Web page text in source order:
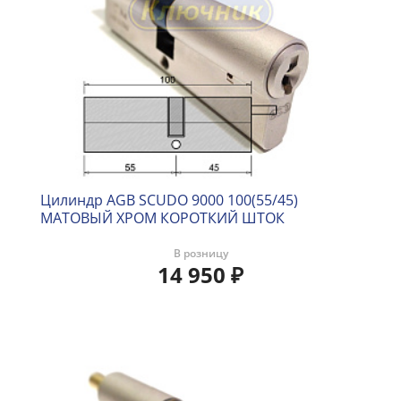
Цилиндр AGB SCUDO 9000 100(55/45)
МАТОВЫЙ ХРОМ КОРОТКИЙ ШТОК
В розницу
14 950 ₽